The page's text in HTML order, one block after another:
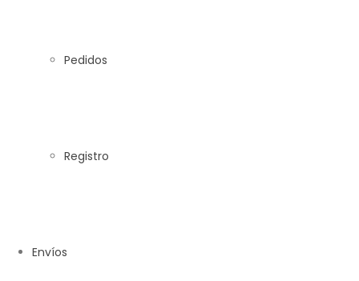
Pedidos
Registro
Envíos